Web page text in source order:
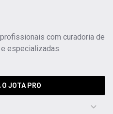
com curadoria de
especializadas.
O JOTA PRO